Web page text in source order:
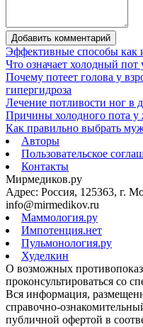
Добавить комментарий
Эффективные способы как
Что означает холодный пот
Почему потеет голова у
гипергидроза
Лечение потливости ног в
Причины холодного пота
Как правильно выбрать
Авторы
Пользовательское
Контакты
Мирмедиков.ру
Адрес: Россия, 125363, г.
info@mirmedikov.ru
Маммология.ру
Импотенция.нет
Пульмонология.ру
Худелкин
О возможных
проконсультироваться со
Вся информация,
справочно-
публичной офертой в